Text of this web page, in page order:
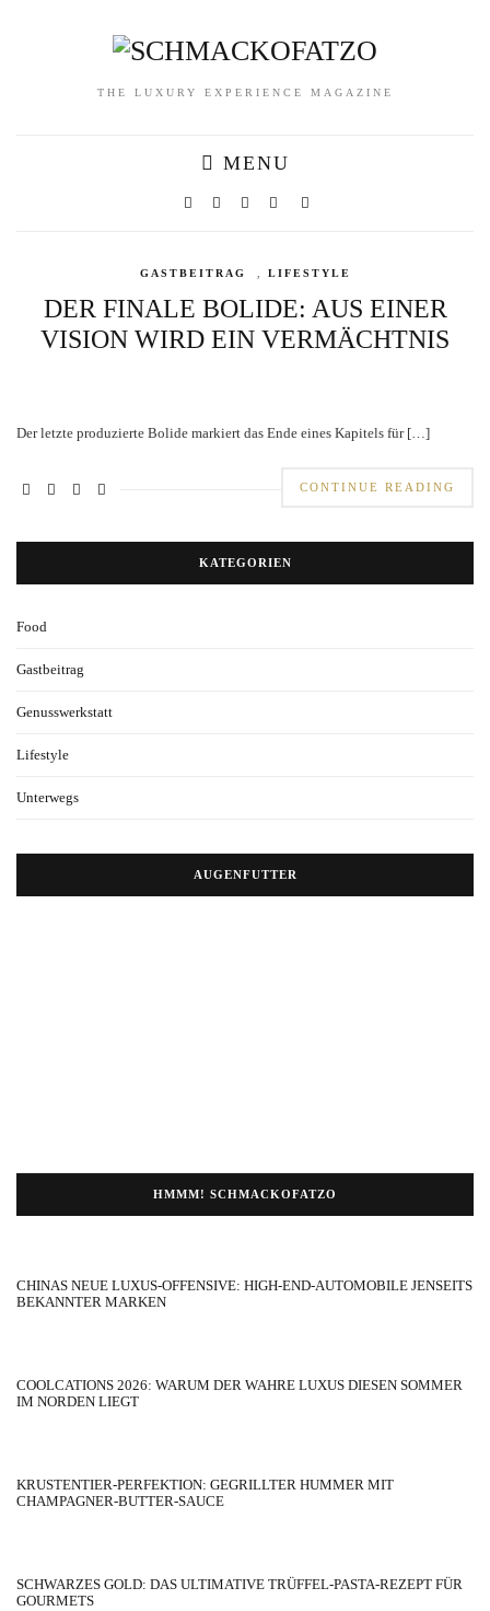
THE LUXURY EXPERIENCE MAGAZINE
MENU
GASTBEITRAG LIFESTYLE
DER FINALE BOLIDE: AUS EINER
VISION WIRD EIN VERMÄCHTNIS
Der letzte produzierte Bolide markiert das Ende eines Kapitels für […]
CONTINUE READING
KATEGORIEN
Food
Gastbeitrag
Genusswerkstatt
Lifestyle
Unterwegs
AUGENFUTTER
HMMM! SCHMACKOFATZO
CHINAS NEUE LUXUS-OFFENSIVE: HIGH-END-AUTOMOBILE JENSEITS
BEKANNTER MARKEN
COOLCATIONS 2026: WARUM DER WAHRE LUXUS DIESEN SOMMER
IM NORDEN LIEGT
KRUSTENTIER-PERFEKTION: GEGRILLTER HUMMER MIT
CHAMPAGNER-BUTTER-SAUCE
SCHWARZES GOLD: DAS ULTIMATIVE TRÜFFEL-PASTA-REZEPT FÜR
GOURMETS